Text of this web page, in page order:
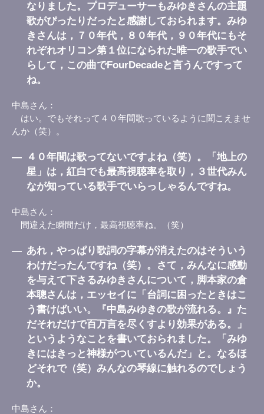
なりました。プロデューサーもみゆきさんの主題
歌がぴったりだったと感謝しておられます。みゆ
きさんは，７０年代，８０年代，９０年代にもそ
れぞれオリコン第１位になられた唯一の歌手でい
らして，この曲でFourDecadeと言うんですって
ね。
中島さん
はい。でもそれって４０年間歌っているように聞こえませ
んか（笑）。
―
４０年間は歌ってないですよね（笑）。「地上の
星」は，紅白でも最高視聴率を取り，３世代みん
なが知っている歌手でいらっしゃるんですね。
中島さん
間違えた瞬間だけ，最高視聴率ね。（笑）
― あれ，やっぱり歌詞の字幕が消えたのはそういう
わけだったんですね（笑）。さて，みんなに感動
を与えて下さるみゆきさんについて，脚本家の倉
本聰さんは，エッセイに「台詞に困ったときはこ
う書けばいい。『中島みゆきの歌が流れる。』た
だそれだけで百万言を尽くすより効果がある。」
というようなことを書いておられました。「みゆ
きにはきっと神様がついているんだ」と。なるほ
どそれで（笑）みんなの琴線に触れるのでしょう
か。
中島さん